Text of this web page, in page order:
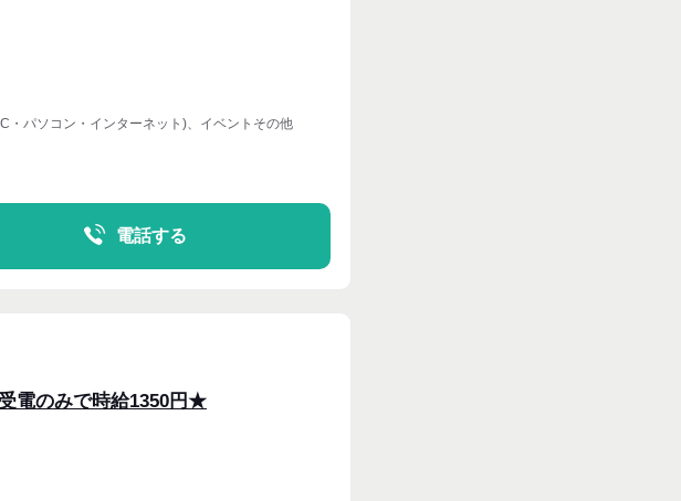
・パソコン・インターネット)、イベントその他
電話する
電のみで時給1350円★